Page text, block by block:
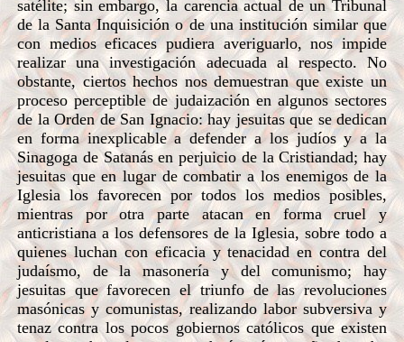
satélite; sin embargo, la carencia actual de un Tribunal
de la Santa Inquisición o de una institución similar que
con medios eficaces pudiera averiguarlo, nos impide
realizar una investigación adecuada al respecto. No
obstante, ciertos hechos nos demuestran que existe un
proceso perceptible de judaización en algunos sectores
de la Orden de San Ignacio: hay jesuitas que se dedican
en forma inexplicable a defender a los judíos y a la
Sinagoga de Satanás en perjuicio de la Cristiandad; hay
jesuitas que en lugar de combatir a los enemigos de la
Iglesia los favorecen por todos los medios posibles,
mientras por otra parte atacan en forma cruel y
anticristiana a los defensores de la Iglesia, sobre todo a
quienes luchan con eficacia y tenacidad en contra del
judaísmo, de la masonería y del comunismo; hay
jesuitas que favorecen el triunfo de las revoluciones
masónicas y comunistas, realizando labor subversiva y
tenaz contra los pocos gobiernos católicos que existen